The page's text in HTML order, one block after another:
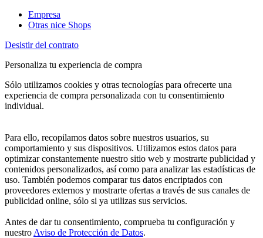
Empresa
Otras nice Shops
Desistir del contrato
Personaliza tu experiencia de compra
Sólo utilizamos cookies y otras tecnologías para ofrecerte una
experiencia de compra personalizada con tu consentimiento
individual.
Para ello, recopilamos datos sobre nuestros usuarios, su
comportamiento y sus dispositivos. Utilizamos estos datos para
optimizar constantemente nuestro sitio web y mostrarte publicidad y
contenidos personalizados, así como para analizar las estadísticas de
uso. También podemos comparar tus datos encriptados con
proveedores externos y mostrarte ofertas a través de sus canales de
publicidad online, sólo si ya utilizas sus servicios.
Antes de dar tu consentimiento, comprueba tu configuración y
nuestro Aviso de Protección de Datos.